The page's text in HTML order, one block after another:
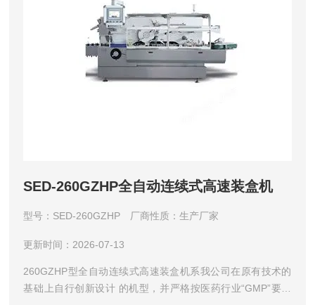
SED-260GZHP全自动连续式高速装盒机
型号：SED-260GZHP 厂商性质：生产厂家
更新时间：2026-07-13
260GZHP型全自动连续式高速装盒机系我公司在原有技术的
基础上自行创新设计 的机型，并严格按医药行业“GMP”要求